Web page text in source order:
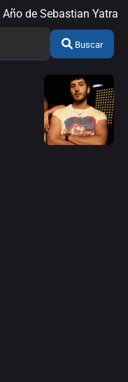
Año de Sebastian Yatra
Buscar